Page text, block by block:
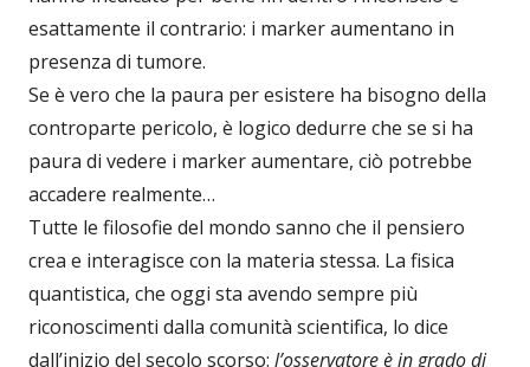
esattamente il contrario: i marker aumentano in
presenza di tumore.
Se è vero che la paura per esistere ha bisogno della
controparte pericolo, è logico dedurre che se si ha
paura di vedere i marker aumentare, ciò potrebbe
accadere realmente…
Tutte le filosofie del mondo sanno che il pensiero
crea e interagisce con la materia stessa. La fisica
quantistica, che oggi sta avendo sempre più
riconoscimenti dalla comunità scientifica, lo dice
dall’inizio del secolo scorso: l’osservatore è in grado di